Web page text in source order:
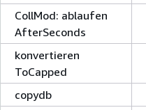
CollMod: ablaufen
AfterSeconds
konvertieren
ToCapped
copydb